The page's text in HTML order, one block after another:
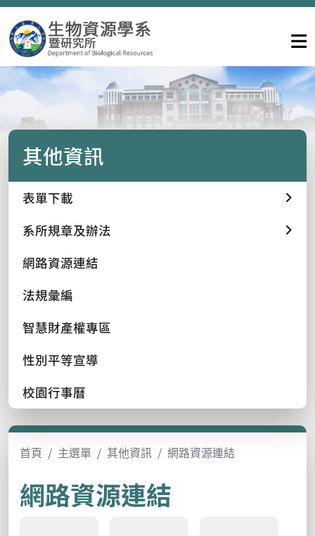
其他資訊
表單下載
系所規章及辦法
網路資源連結
法規彙編
智慧財產權專區
性別平等宣導
校園行事曆
首頁 主選單 其他資訊 網路資源連結
網路資源連結